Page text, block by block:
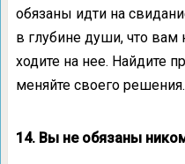
обязаны идти на
в глубине души, что вам
ходите на нее. Найдите
меняйте своего решения.
14. Вы не обязаны